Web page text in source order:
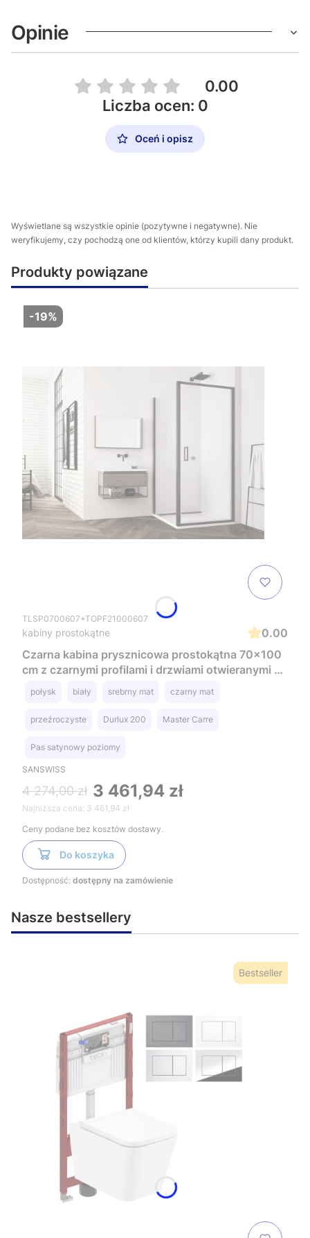
Opinie
0.00
Liczba ocen: 0
Oceń i opisz
Wyświetlane są wszystkie opinie (pozytywne i negatywne). Nie
weryfikujemy, czy pochodzą one od klientów, którzy kupili dany produkt.
Produkty powiązane
-19%
TLSP0700607+TOPF21000607
kabiny prostokątne
0.00
Czarna kabina prysznicowa prostokątna 70x100
cm z czarnymi profilami i drzwiami otwieranymi w
obie strony SanSwiss Black Line Top Line S
TLSP0700607+TOPF21000607 czarny mat
połysk biały srebrny mat czarny mat
przeźroczyste Durlux 200 Master Carre
Pas satynowy poziomy
SANSWISS
4 274,00 zł 3 461,94 zł
Najniższa cena: 3 461,94 zł
Ceny podane bez kosztów dostawy.
Do koszyka
Dostępność: dostępny na zamówienie
Nasze bestsellery
Bestseller